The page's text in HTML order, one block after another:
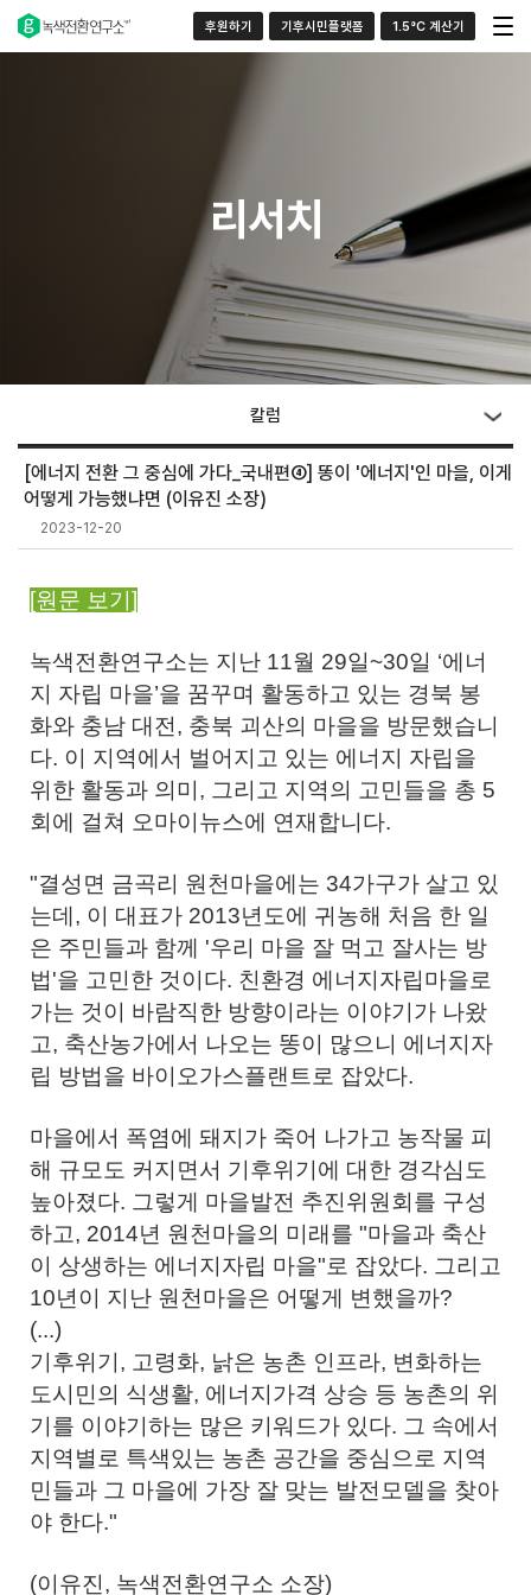
후원하기 기후시민플랫폼 1.5°C 계산기
리서치
칼럼
[에너지 전환 그 중심에 가다_국내편④] 똥이 '에너지'인 마을, 이게
어떻게 가능했냐면 (이유진 소장)
2023-12-20
[원문 보기]
녹색전환연구소는 지난 11월 29일~30일 ‘에너
지 자립 마을’을 꿈꾸며 활동하고 있는 경북 봉
화와 충남 대전, 충북 괴산의 마을을 방문했습니
다. 이 지역에서 벌어지고 있는 에너지 자립을
위한 활동과 의미, 그리고 지역의 고민들을 총 5
회에 걸쳐 오마이뉴스에 연재합니다.
"결성면 금곡리 원천마을에는 34가구가 살고 있
는데, 이 대표가 2013년도에 귀농해 처음 한 일
은 주민들과 함께 '우리 마을 잘 먹고 잘사는 방
법'을 고민한 것이다. 친환경 에너지자립마을로
가는 것이 바람직한 방향이라는 이야기가 나왔
고, 축산농가에서 나오는 똥이 많으니 에너지자
립 방법을 바이오가스플랜트로 잡았다.
마을에서 폭염에 돼지가 죽어 나가고 농작물 피
해 규모도 커지면서 기후위기에 대한 경각심도
높아졌다. 그렇게 마을발전 추진위원회를 구성
하고, 2014년 원천마을의 미래를 "마을과 축산
이 상생하는 에너지자립 마을"로 잡았다. 그리고
10년이 지난 원천마을은 어떻게 변했을까?
(...)
기후위기, 고령화, 낡은 농촌 인프라, 변화하는
도시민의 식생활, 에너지가격 상승 등 농촌의 위
기를 이야기하는 많은 키워드가 있다. 그 속에서
지역별로 특색있는 농촌 공간을 중심으로 지역
민들과 그 마을에 가장 잘 맞는 발전모델을 찾아
야 한다."
(이유진, 녹색전환연구소 소장)